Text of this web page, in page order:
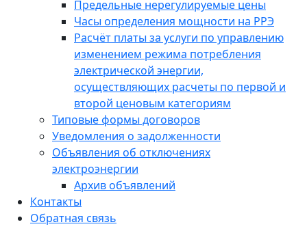
Предельные нерегулируемые цены
Часы определения мощности на РРЭ
Расчёт платы за услуги по управлению
изменением режима потребления
электрической энергии,
осуществляющих расчеты по первой и
второй ценовым категориям
Типовые формы договоров
Уведомления о задолженности
Объявления об отключениях
электроэнергии
Архив объявлений
Контакты
Обратная связь